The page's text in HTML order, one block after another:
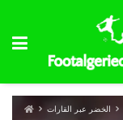
الخضر عبر القارات